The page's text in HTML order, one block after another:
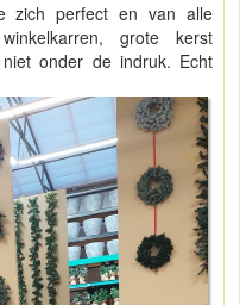
zich perfect en van alle
grote kerst
onder de indruk. Echt